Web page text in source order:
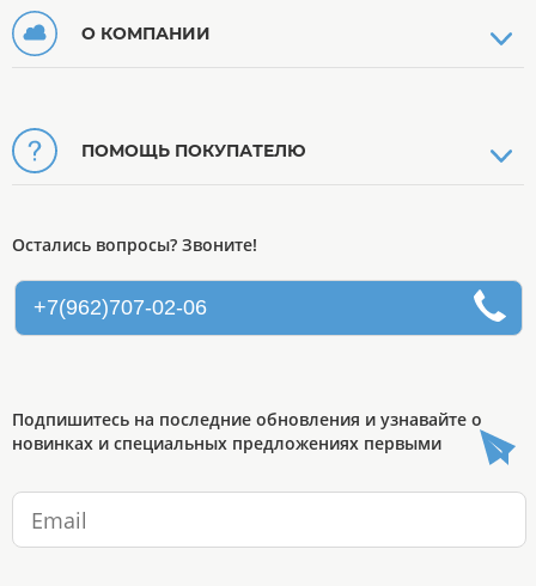
О КОМПАНИИ
ПОМОЩЬ ПОКУПАТЕЛЮ
Остались вопросы? Звоните!
+7(962)707-02-06
Подпишитесь на последние обновления и узнавайте о
новинках и специальных предложениях первыми